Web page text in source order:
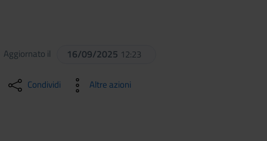
Aggiornato il 16/09/2025 12:23
Condividi Altre azioni